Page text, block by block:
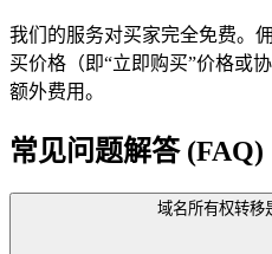
我们的服务对买家完全免费。
买价格（即“立即购买”价格或
额外费用。
常见问题解答 (FAQ)
域名所有权转移